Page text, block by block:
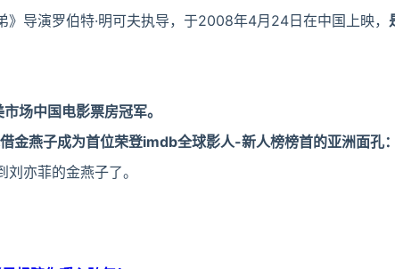
导演罗伯特·明可夫执导，于2008年4月24日在中国上映，
场中国电影票房冠军。
金燕子成为首位荣登imdb全球影人-新人榜榜首的亚洲面孔：
亦菲的金燕子了。